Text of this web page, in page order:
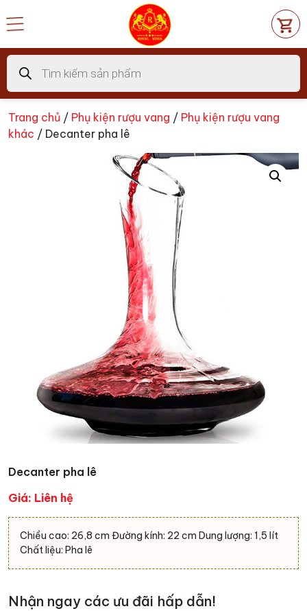
đến
dung
Tìm
kiếm
sản
phẩm
Trang chủ / Phụ kiện rượu vang / Phụ kiện rượu vang
khác / Decanter pha lê
Decanter pha lê
Giá: Liên hệ
Chiều cao: 26,8 cm Đường kính: 22 cm Dung lượng: 1,5 lít
Chất liệu: Pha lê
Nhận ngay các ưu đãi hấp dẫn!